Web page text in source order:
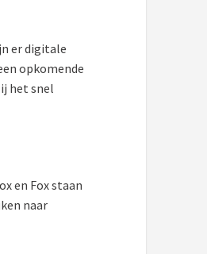
er digitale
opkomende
het snel
en Fox staan
naar